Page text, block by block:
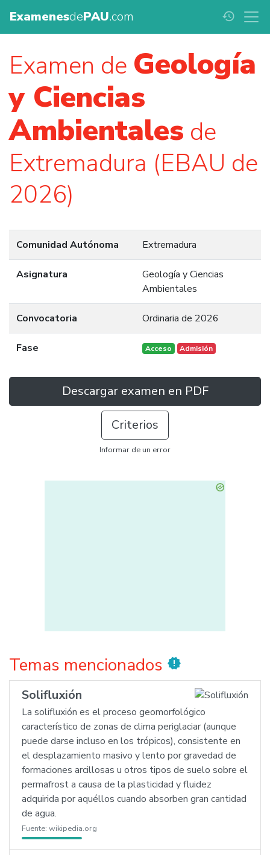
ExamenesdePAU.com history
Examen de Geología
y Ciencias
Ambientales de
Extremadura (EBAU de
2026)
Comunidad Autónoma Extremadura
Asignatura
Geología y Ciencias
Ambientales
Convocatoria Ordinaria de 2026
Fase Acceso Admisión
Descargar examen en PDF
Criterios
Informar de un error
Temas mencionados new_releases
Solifluxión
La solifluxión es el proceso geomorfológico
característico de zonas de clima periglaciar (aunque
puede darse incluso en los trópicos), consistente en
el desplazamiento masivo y lento por gravedad de
formaciones arcillosas u otros tipos de suelo sobre el
permafrost a causa de la plasticidad y fluidez
adquirida por aquéllos cuando absorben gran cantidad
de agua.
Fuente: wikipedia.org